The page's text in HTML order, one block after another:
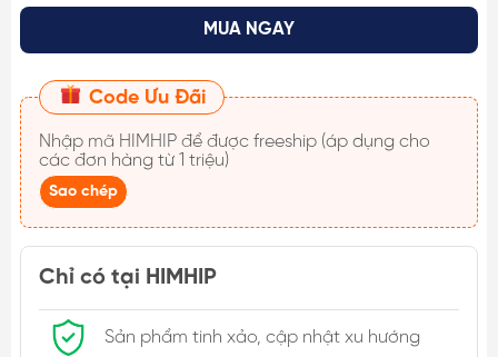
MUA NGAY
Code Ưu Đãi
Nhập mã HIMHIP
các đơn hàng từ 1 triệu)
Sao chép
Chỉ có tại HIMHIP
Sản phẩm tinh xảo, cập nhật xu hướng